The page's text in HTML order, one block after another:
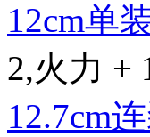
12cm单
2,火力 +
12.7cm